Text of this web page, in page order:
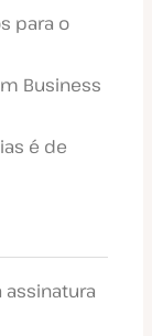
para o
Business
é de
assinatura